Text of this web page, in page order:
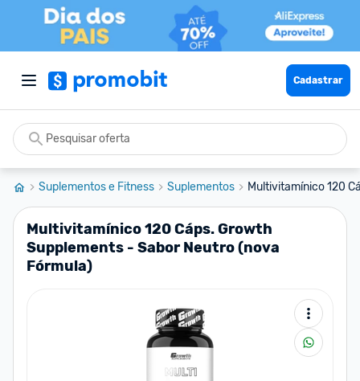
Cadastrar
Suplementos e Fitness Suplementos Multivitamínico 120
Multivitamínico 120 Cáps. Growth
Supplements - Sabor Neutro (nova
Fórmula)